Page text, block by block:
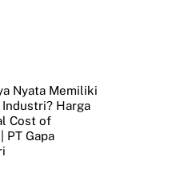
Nyata Memiliki
Harga
Cost of
PT Gapa